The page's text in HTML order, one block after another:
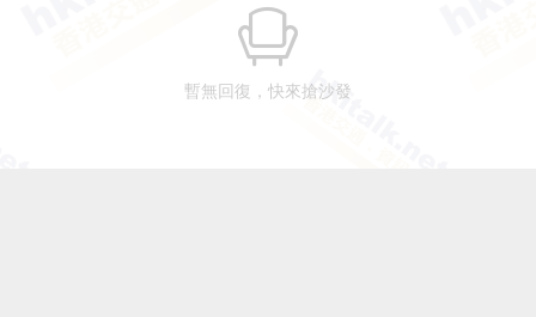
暫無回復，快來搶沙發